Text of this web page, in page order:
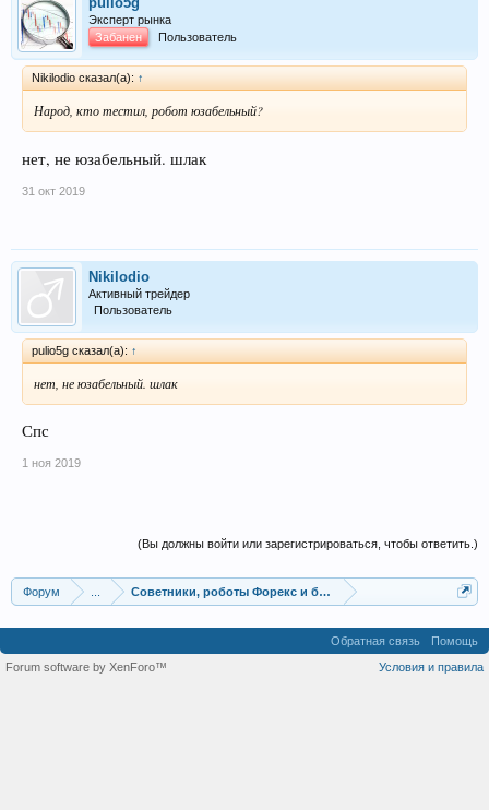
Эксперт рынка
Забанен
Пользователь
Nikilodio сказал(а): ↑
Народ, кто тестил, робот юзабельный?
нет, не юзабельный. шлак
31 окт 2019
Nikilodio
Активный трейдер
Пользователь
pulio5g сказал(а): ↑
нет, не юзабельный. шлак
Спс
1 ноя 2019
(Вы должны войти или зарегистрироваться, чтобы ответить.)
Форум Советники, роботы Форекс и бинарных опционов
Обратная связь
Помощь
Условия и правила
Forum software by XenForo™